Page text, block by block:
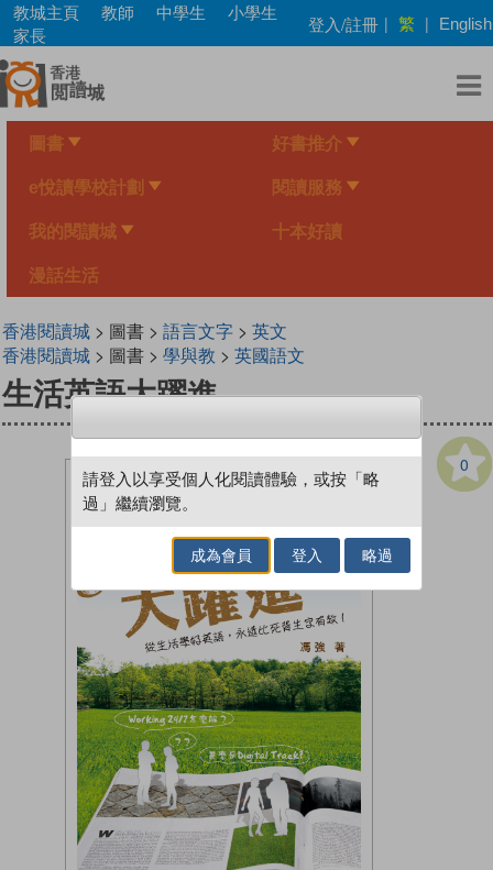
Skip
main
content
教城主頁 教師 中學生
小學生
家長
登入/註冊 | 繁 | English
圖書 好書推介
e悅讀學校計劃 閱讀服務
我的閱讀城 十本好讀
漫話生活
香港閱讀城> 圖書 > 語言文字> 英文
香港閱讀城> 圖書 > 學與教 > 英國語文
生活英語大躍進
0
請登入以享受個人化閱讀體驗，或按「略
過」繼續瀏覽。
成為會員 登入 略過